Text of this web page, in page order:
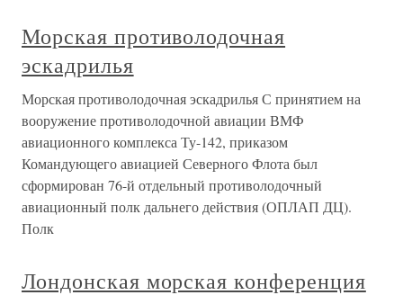
Морская противолодочная
эскадрилья
Морская противолодочная эскадрилья С принятием на
вооружение противолодочной авиации ВМФ
авиационного комплекса Ту-142, приказом
Командующего авиацией Северного Флота был
сформирован 76-й отдельный противолодочный
авиационный полк дальнего действия (ОПЛАП ДЦ).
Полк
Лондонская морская конференция